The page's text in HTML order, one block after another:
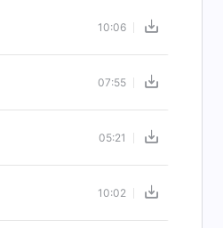
10:06
07:55
05:21
10:02